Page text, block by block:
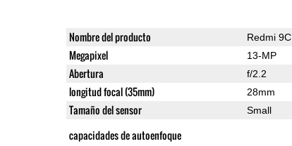
Nombre del producto Redmi 9C
Megapixel 13-MP
Abertura f/2.2
longitud focal (35mm) 28mm
Tamaño del sensor Small
capacidades de autoenfoque